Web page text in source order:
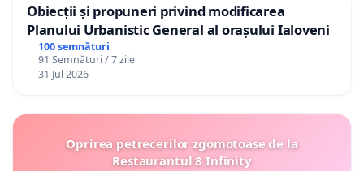
Obiecții și propuneri privind modificarea
Planului Urbanistic General al orașului Ialoveni
100 semnături
91 Semnături / 7 zile
31 Jul 2026
Oprirea petrecerilor zgomotoase de la
Restaurantul 8 Infinity